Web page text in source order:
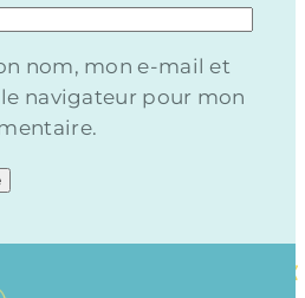
nom, mon e-mail et
navigateur pour mon